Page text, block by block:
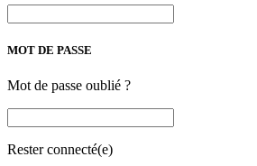
MOT DE PASSE
Mot de passe oublié ?
Rester connecté(e)